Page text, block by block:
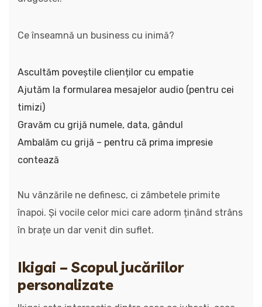
Ce înseamnă un business cu inimă?
Ascultăm poveștile clienților cu empatie
Ajutăm la formularea mesajelor audio (pentru cei
timizi)
Gravăm cu grijă numele, data, gândul
Ambalăm cu grijă – pentru că prima impresie
contează
Nu vânzările ne definesc, ci zâmbetele primite
înapoi. Și vocile celor mici care adorm ținând strâns
în brațe un dar venit din suflet.
Ikigai – Scopul jucăriilor
personalizate